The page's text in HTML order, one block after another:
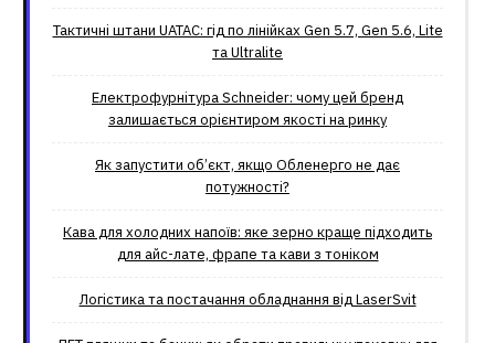
Тактичні штани UATAC: гід по лінійках Gen 5.7, Gen 5.6, Lite
та Ultralite
Електрофурнітура Schneider: чому цей бренд
залишається орієнтиром якості на ринку
Як запустити об’єкт, якщо Обленерго не дає
потужності?
Кава для холодних напоїв: яке зерно краще підходить
для айс-лате, фрапе та кави з тоніком
Логістика та постачання обладнання від LaserSvit